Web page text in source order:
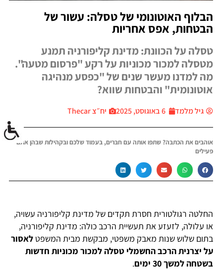
הבלוף האוטונומי של טסלה: עשור של
הבטחות, אפס אחריות
טסלה על הכוונת: מדינת קליפורניה תמנע
מטסלה למכור מכוניות על רקע "פרסום מטעה".
מה למדנו מעשר שנים של "כפסע מנהיגה
אוטונומית" והבטחות שווא?
גיל מלמד 6 באוגוסט, 2025 יח״צ Thecar
אוהבים את הכתבה? שתפו אותה עם חברים, בעמוד שלכם ובקהילות שבהן אתם
פעילים
החלטה רגולטורית חסרת תקדים של מדינת קליפורניה עשויה,
או עלולה, לזעזע את תעשיית הרכב כולה: מדינת קליפורניה,
בתום שלוש שנות מאבק משפטי, מבקשת מבית המשפט לאסור
על יצרנית הרכב החשמלי טסלהלמכור מכוניות חדשות
בשטחה למשך 30 ימים
.